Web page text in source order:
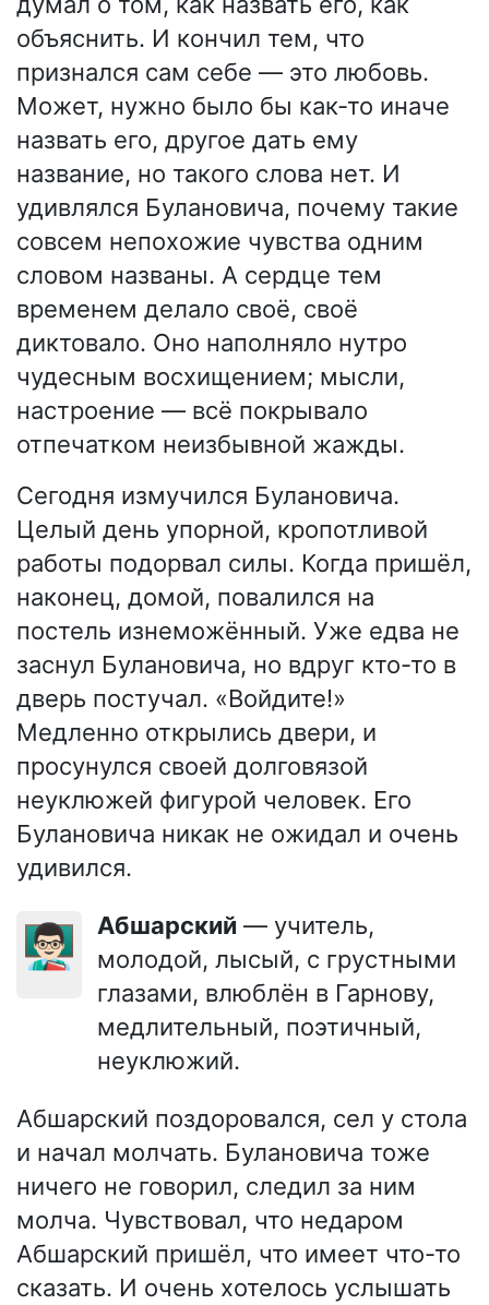
объяснить. И кончил тем, что
признался сам себе — это любовь.
Может, нужно было бы как-то иначе
назвать его, другое дать ему
название, но такого слова нет. И
удивлялся Булановича, почему такие
совсем непохожие чувства одним
словом названы. А сердце тем
временем делало своё, своё
диктовало. Оно наполняло нутро
чудесным восхищением; мысли,
настроение — всё покрывало
отпечатком неизбывной жажды.
Сегодня измучился Булановича.
Целый день упорной, кропотливой
работы подорвал силы. Когда пришёл,
наконец, домой, повалился на
постель изнеможённый. Уже едва не
заснул Булановича, но вдруг кто-то в
дверь постучал. «Войдите!»
Медленно открылись двери, и
просунулся своей долговязой
неуклюжей фигурой человек. Его
Булановича никак не ожидал и очень
удивился.
👨🏻‍🏫 Абшарский — учитель,
молодой, лысый, с грустными
глазами, влюблён в Гарнову,
медлительный, поэтичный,
неуклюжий.
Абшарский поздоровался, сел у стола
и начал молчать. Булановича тоже
ничего не говорил, следил за ним
молча. Чувствовал, что недаром
Абшарский пришёл, что имеет что-то
сказать. И очень хотелось услышать